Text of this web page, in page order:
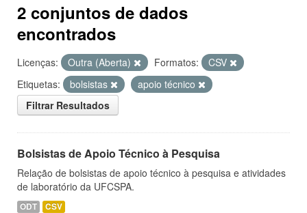
2 conjuntos de dados
encontrados
Licenças: Outra (Aberta) Formatos:
CSV
Etiquetas:
bolsistas
apoio técnico
Filtrar Resultados
Bolsistas de Apoio Técnico à Pesquisa
Relação de bolsistas de apoio técnico à pesquisa e atividades
de laboratório da UFCSPA.
ODT CSV